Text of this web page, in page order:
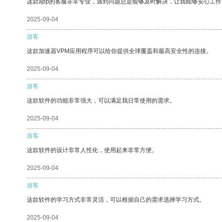
这款app的客服非常专业，遇到问题总是能够及时解决，让我能够安心工
2025-09-04
游客
这款加速器VPM应用程序可以给你提供全球覆盖和最高安全性的连接。
2025-09-04
游客
这款软件的功能非常强大，可以满足我日常使用的需求。
2025-09-04
游客
这款软件的设计非常人性化，使用起来非常方便。
2025-09-04
游客
这款软件的学习方式非常灵活，可以根据自己的需求选择学习方式。
2025-09-04